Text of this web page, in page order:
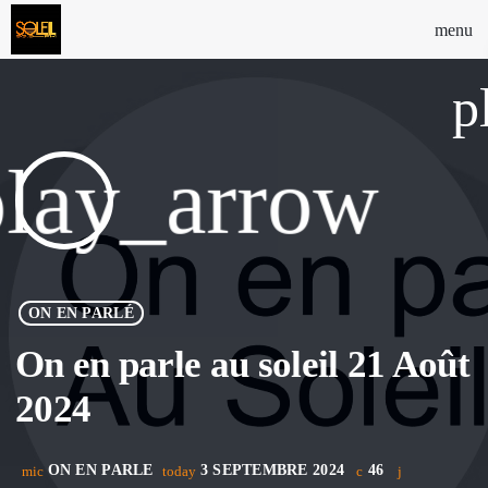
menu
ON EN PARLÉ
On en parle au soleil 21 Août
2024
mic ON EN PARLE today 3 SEPTEMBRE 2024 46